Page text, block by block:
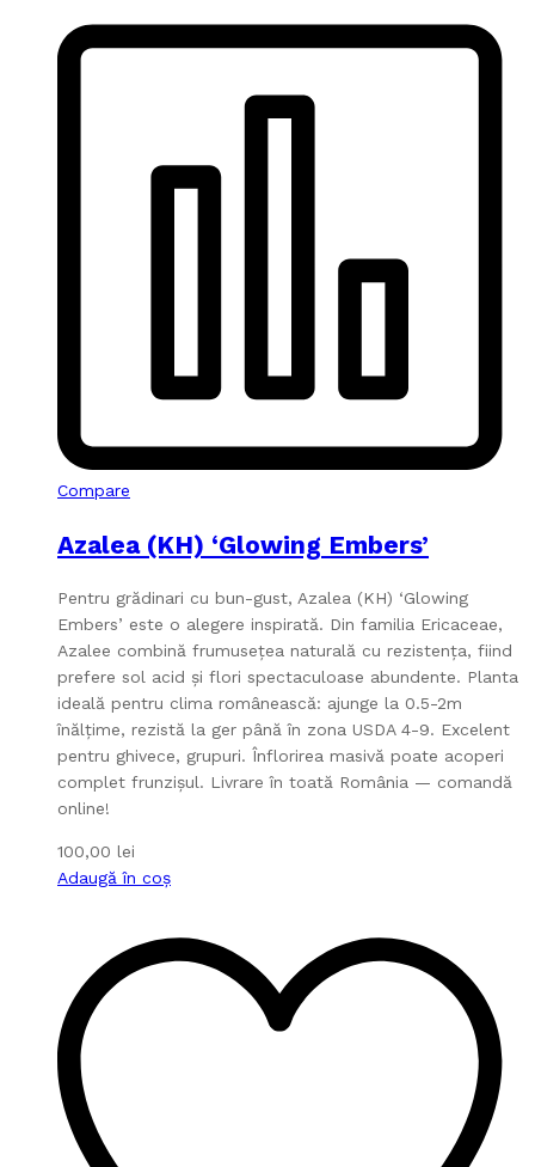
Compare
Azalea (KH) ‘Glowing Embers’
Pentru grădinari cu bun-gust, Azalea (KH) ‘Glowing
Embers’ este o alegere inspirată. Din familia Ericaceae,
Azalee combină frumusețea naturală cu rezistența, fiind
prefere sol acid și flori spectaculoase abundente. Planta
ideală pentru clima românească: ajunge la 0.5-2m
înălțime, rezistă la ger până în zona USDA 4-9. Excelent
pentru ghivece, grupuri. Înflorirea masivă poate acoperi
complet frunzișul. Livrare în toată România — comandă
online!
100,00 lei
Adaugă în coș